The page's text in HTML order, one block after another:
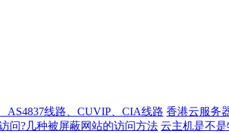
AS4837线路、CUVIP、CIA线路 香港云服务
问?几种被屏蔽网站的访问方法 云主机是不